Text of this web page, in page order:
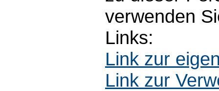
verwenden
Links:
Link zur
Link zur